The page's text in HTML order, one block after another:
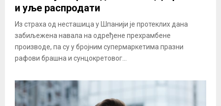
и уље распродати
Из страха од несташица у Шпанији је протеклих дана
забиљежена навала на одређене прехрамбене
производе, па су у бројним супермаркетима празни
рафови брашна и сунцокретовог...